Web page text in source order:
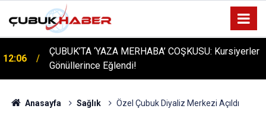
12:06
ÇUBUK’TA ‘YAZA MERHABA’ COŞKUSU: Kursiyerler
Gönüllerince Eğlendi!
Anasayfa Sağlık Özel Çubuk Diyaliz Merkezi Açıldı